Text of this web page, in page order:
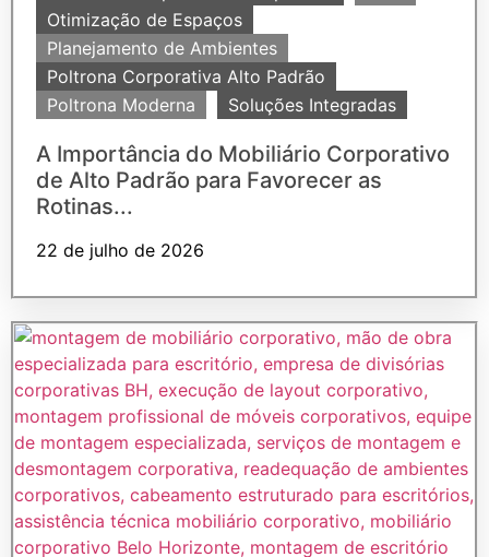
Otimização de Espaços
Planejamento de Ambientes
Poltrona Corporativa Alto Padrão
Poltrona Moderna
Soluções Integradas
A Importância do Mobiliário Corporativo
de Alto Padrão para Favorecer as
Rotinas...
22 de julho de 2026